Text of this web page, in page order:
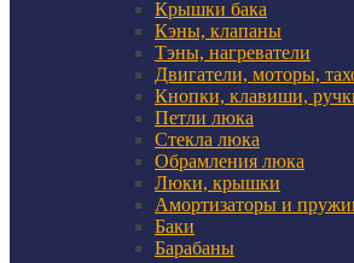
Крышки бака
Кэны, клапаны
Тэны, нагреватели
Двигатели, моторы,
Кнопки, клавиши,
Петли люка
Стекла люка
Обрамления люка
Люки, крышки
Амортизаторы и
Баки
Барабаны